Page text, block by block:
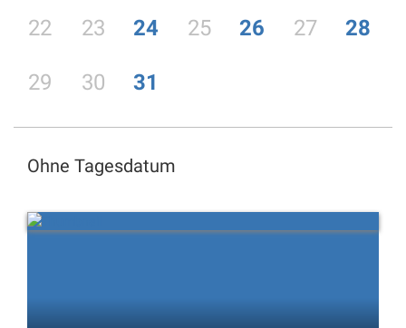
22 23 24 25 26 27 28
29 30 31
Ohne Tagesdatum